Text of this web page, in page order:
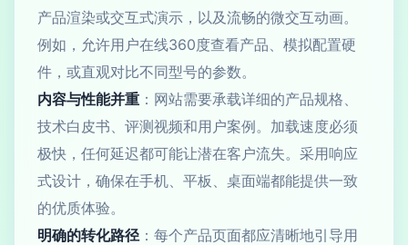
产品渲染或交互式演示，以及流畅的微交互动画。
例如，允许用户在线360度查看产品、模拟配置硬
件，或直观对比不同型号的参数。
内容与性能并重 ：网站需要承载详细的产品规格、
技术白皮书、评测视频和用户案例。加载速度必须
极快，任何延迟都可能让潜在客户流失。采用响应
式设计，确保在手机、平板、桌面端都能提供一致
的优质体验。
明确的转化路径：每个产品页面都应清晰地引导用